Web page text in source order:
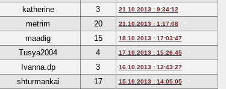
katherine 3 21.10.2013 : 9:34:12
metrim 20 21.10.2013 : 1:17:08
maadig 15 18.10.2013 : 17:03:47
Tusya2004 4 17.10.2013 : 15:26:45
Ivanna.dp 3 16.10.2013 : 12:43:27
shturmankai 17 15.10.2013 : 14:05:05